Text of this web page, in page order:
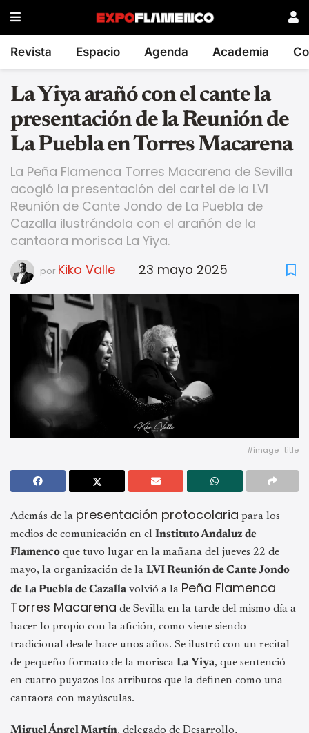
Revista Espacio Agenda Academia
La Yiya arañó con el cante la
presentación de la Reunión de
La Puebla en Torres Macarena
La Peña Flamenca Torres Macarena de Sevilla
acogió la presentación del cartel de la LVI
Reunión de Cante Jondo de La Puebla de
Cazalla ilustrándola con el arañón de la
cantaora morisca La Yiya.
por Kiko Valle 23 mayo 2025
#image_title
Además de la presentación protocolaria para los
medios de comunicación en el Instituto Andaluz de
Flamenco que tuvo lugar en la mañana del jueves 22 de
mayo, la organización de la LVI Reunión de Cante Jondo
de La Puebla de Cazalla volvió a la Peña Flamenca
Torres Macarena de Sevilla en la tarde del mismo día a
hacer lo propio con la afición, como viene siendo
tradicional desde hace unos años. Se ilustró con un recital
de pequeño formato de la morisca La Yiya, que sentenció
en cuatro puyazos los atributos que la definen como una
cantaora con mayúsculas.
Miguel Ángel Martín, delegado de Desarrollo,